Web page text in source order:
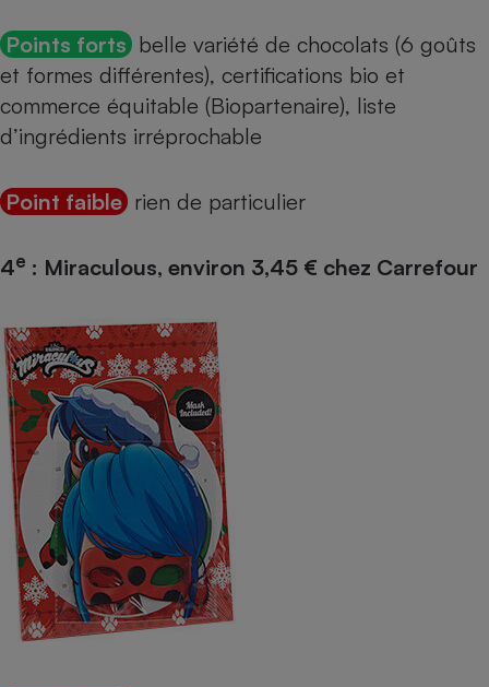
Points forts belle variété de chocolats (6 goûts
et formes différentes), certifications bio et
commerce équitable (Biopartenaire), liste
d’ingrédients irréprochable
Point faible rien de particulier
4e : Miraculous, environ 3,45 € chez Carrefour